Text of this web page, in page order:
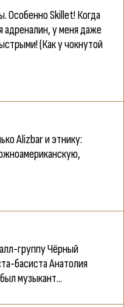
Особенно Skillet! Когда
адреналин, у меня даже
(Как у чокнутой
Alizbar и этнику:
группу Чёрный
басиста Анатолия
музыкант...